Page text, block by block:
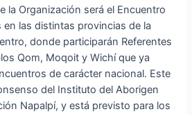
la Organización será el Encuentro
en las distintas provincias de la
donde participarán Referentes
Qom, Moqoit y Wichí que ya
de carácter nacional. Este
del Instituto del Aborigen
Napalpí, y está previsto para los